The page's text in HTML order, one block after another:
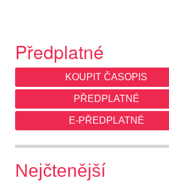
Předplatné
KOUPIT ČASOPIS
PŘEDPLATNÉ
E-PŘEDPLATNÉ
Nejčtenější